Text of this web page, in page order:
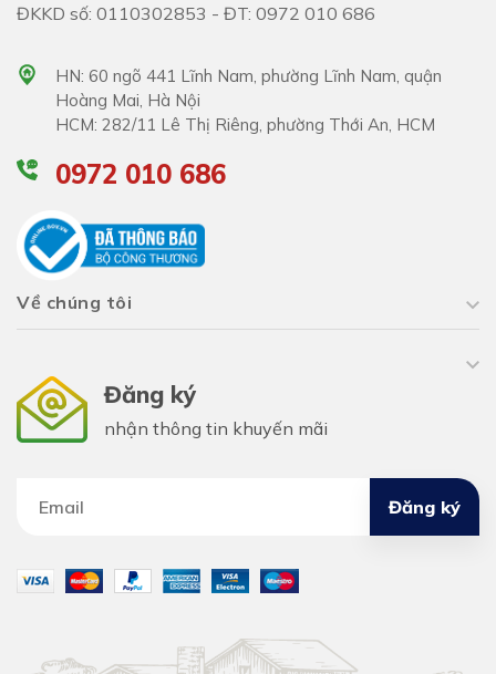
ĐKKD số: 0110302853 - ĐT: 0972 010 686
HN: 60 ngõ 441 Lĩnh Nam, phường Lĩnh Nam, quận
Hoàng Mai, Hà Nội
HCM: 282/11 Lê Thị Riêng, phường Thới An, HCM
0972 010 686
Về chúng tôi
Đăng ký
nhận thông tin khuyến mãi
Đăng ký